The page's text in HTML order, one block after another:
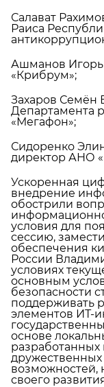
Салават
Раиса
Ашманов Игорь
«Крибрум»;
Захаров Семён
Департамента
«Мегафон»;
Сидоренко
директор АНО
Ускоренная
внедрение
обострили
условия для
сессию,
обеспечения
России
условиях
основным
безопасности
поддерживать
элементов ИТ-
основе
дружественных
возможностей,
своего